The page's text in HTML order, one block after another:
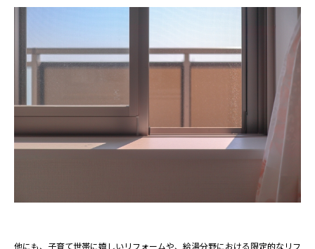
他にも、子育て世帯に嬉しいリフォームや、給湯分野における限定的なリフ